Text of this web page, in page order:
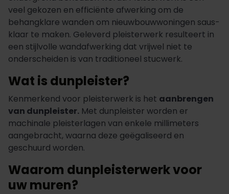
veel gekozen en efficiënte afwerking om de
behangklare wanden om nieuwbouwwoningen saus-
klaar te maken. Geleverd pleisterwerk resulteert in
een stijlvolle wandafwerking dat vrijwel niet te
onderscheiden is van traditioneel stucwerk.
Wat is dunpleister?
Kenmerkend voor pleisterwerk is het aanbrengen
van dunpleister. Met dunpleister worden er
machinale pleisterlagen van enkele millimeters
aangebracht, waarna deze geëgaliseerd en
geschuurd worden.
Waarom dunpleisterwerk voor
uw muren?